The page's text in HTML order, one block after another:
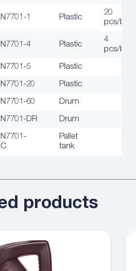
1 Plastic
20
pcs/box
4 Plastic
4
pcs/box
5 Plastic
20 Plastic
60 Drum
DR Drum
Pallet
tank
products